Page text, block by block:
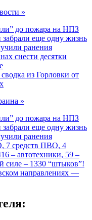
»
до пожара на НПЗ
еще одну жизнь
ранения
снести десятки
из Горловки от
»
до пожара на НПЗ
еще одну жизнь
ранения
7 средств ПВО, 4
– автотехники, 59 –
силе – 1330 “штыков”!
направлениях —
: